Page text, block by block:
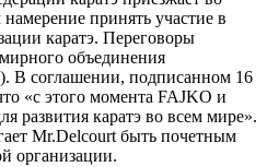
принять участие в
каратэ. Переговоры
объединения
В соглашении, подписанном 16
«с этого момента FAJKO и
развития каратэ во всем мире».
Mr.Delcourt быть почетным
организации.